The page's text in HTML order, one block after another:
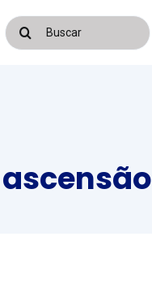
EAD
Buscar
resultados